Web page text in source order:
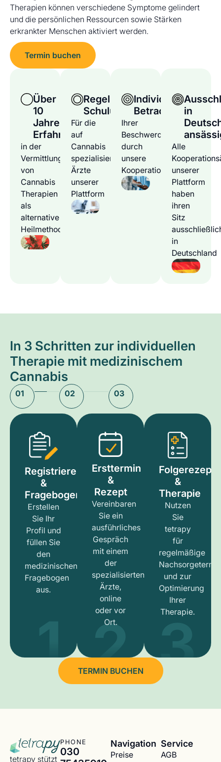
Therapien können verschiedene Symptome gelindert
und die persönlichen Ressourcen sowie Stärken
erkrankter Menschen aktiviert werden.
Termin buchen
Über
10
Jahre
Erfahrung
in der
Vermittlung
von
Cannabis
Therapien
als
alternative
Heilmethode
Regelmäßige
Schulungen
Für die
auf
Cannabis
spezialisierten
Ärzte
unserer
Plattform
Individuelle
Betrachtung
Ihrer
Beschwerden
durch
unsere
Kooperationsärzte
in
Alle
unserer
Plattform
haben
ihren
Sitz
in
Deutschland
In 3 Schritten zur individuellen
Therapie mit medizinischem
Cannabis
01 02 03
Registrieren
&
Fragebogen
Erstellen
Sie Ihr
Profil und
füllen Sie
den
medizinischen
Fragebogen
aus.
1
Ersttermin
&
Rezept
Vereinbaren
Sie ein
ausführliches
Gespräch
mit einem
der
spezialisierten
Ärzte,
online
oder vor
Ort.
2
Folgerezept
&
Therapie
Nutzen
Sie
tetrapy
für
regelmäßige
und zur
Optimierung
Ihrer
Therapie.
3
TERMIN BUCHEN
tetrapy stützt
PHONE
030
Navigation
Preise
Service
AGB